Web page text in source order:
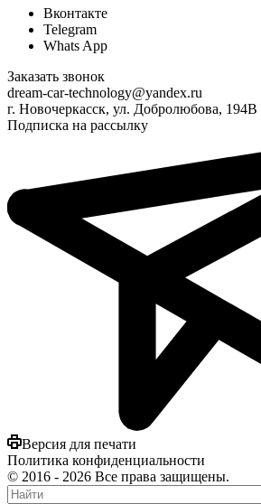
Вконтакте
Telegram
Whats App
Заказать звонок
dream-car-technology@yandex.ru
г. Новочеркасск, ул. Добролюбова, 194В
Подписка на рассылку
Версия для печати
Политика конфиденциальности
© 2016 - 2026 Все права защищены.